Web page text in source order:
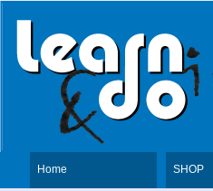
Home SHOP